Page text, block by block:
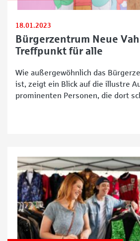
18.01.2023
Bürgerzentrum Neue
Treffpunkt für alle
Wie außergewöhnlich das
ist, zeigt ein Blick auf die illustre
prominenten Personen, die dort
Jahren zum Beispiel